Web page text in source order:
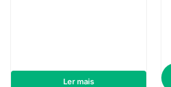
Ler mais